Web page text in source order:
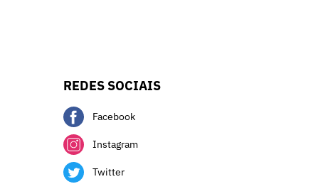
REDES SOCIAIS
Facebook
Instagram
Twitter